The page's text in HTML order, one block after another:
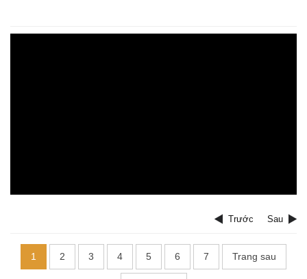
Trước Sau
1 2 3 4 5 6 7 Trang sau